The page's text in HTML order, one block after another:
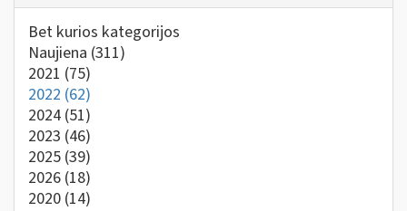
Bet kurios kategorijos
Naujiena (311)
2021 (75)
2022 (62)
2024 (51)
2023 (46)
2025 (39)
2026 (18)
2020 (14)